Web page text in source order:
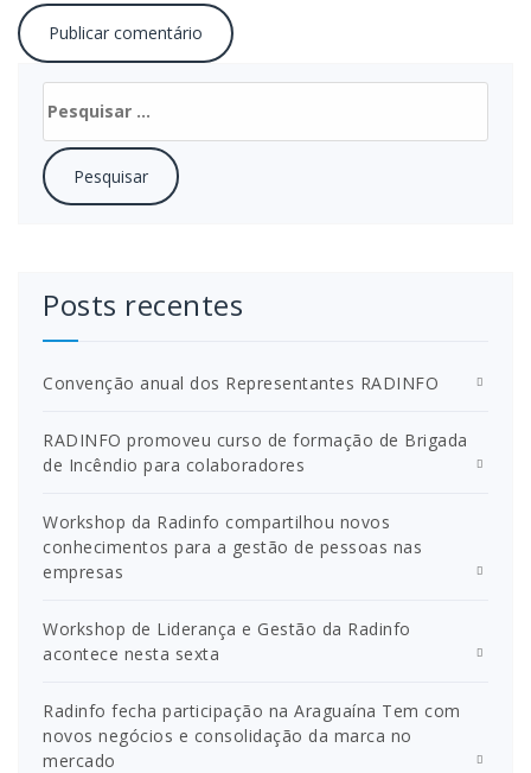
por:
Posts recentes
Convenção anual dos Representantes RADINFO
RADINFO promoveu curso de formação de Brigada
de Incêndio para colaboradores
Workshop da Radinfo compartilhou novos
conhecimentos para a gestão de pessoas nas
empresas
Workshop de Liderança e Gestão da Radinfo
acontece nesta sexta
Radinfo fecha participação na Araguaína Tem com
novos negócios e consolidação da marca no
mercado